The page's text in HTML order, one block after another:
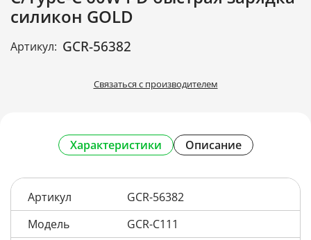
силикон GOLD
Артикул: GCR-56382
Связаться с производителем
Характеристики Описание
Артикул
GCR-56382
Модель
GCR-C111